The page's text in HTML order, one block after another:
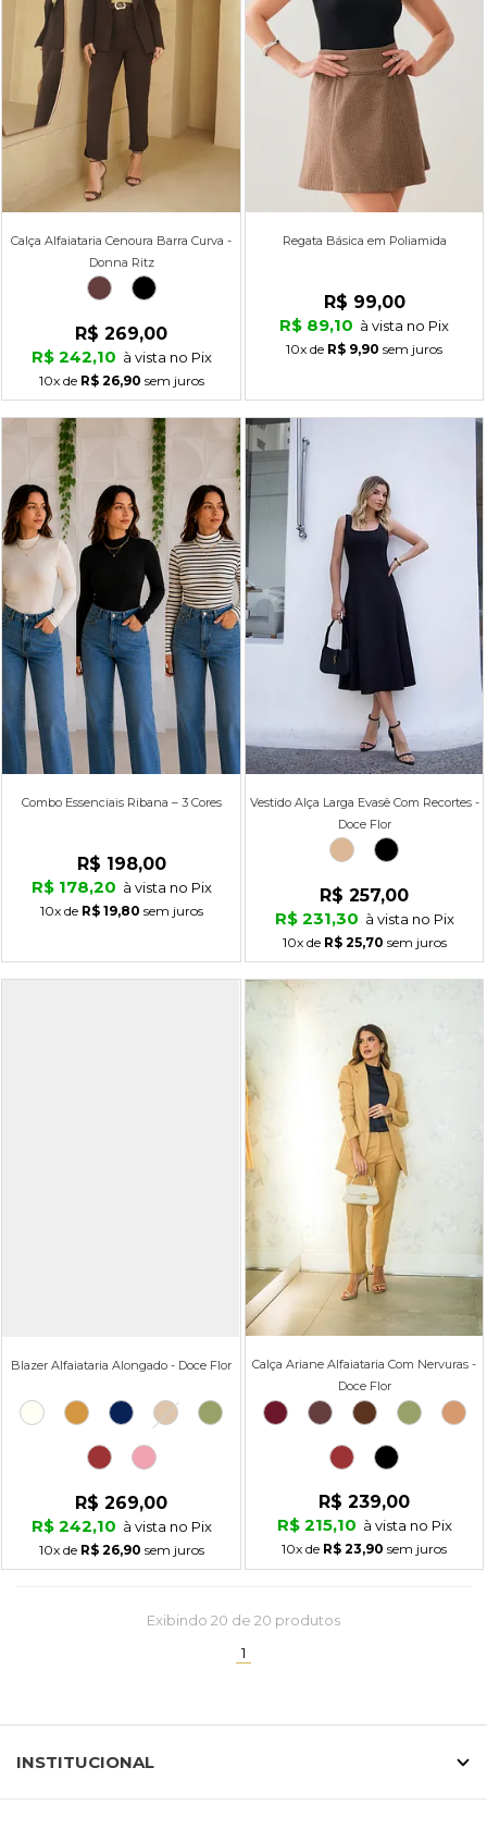
Calça Alfaiataria Cenoura Barra Curva -
Donna Ritz
R$ 269,00
R$ 242,10 à vista no Pix
10xde R$ 26,90 sem juros
Regata Básica em Poliamida
R$ 99,00
R$ 89,10 à vista no Pix
10x de R$ 9,90 sem juros
Combo Essenciais Ribana – 3 Cores
R$ 198,00
R$ 178,20 à vista no Pix
10xde R$ 19,80 sem juros
Vestido Alça Larga Evasê Com Recortes -
Doce Flor
R$ 257,00
R$ 231,30 à vista no Pix
10xde R$ 25,70 sem juros
Blazer Alfaiataria Alongado - Doce Flor
R$ 269,00
R$ 242,10 à vista no Pix
10xde R$ 26,90 sem juros
Calça Ariane Alfaiataria Com Nervuras -
Doce Flor
R$ 239,00
R$ 215,10 à vista no Pix
10x de R$ 23,90 sem juros
Exibindo 20 de 20 produtos
1
INSTITUCIONAL